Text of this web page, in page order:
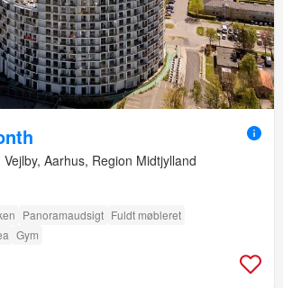
Aarhus, Region Midtjylland
Panoramaudsigt Fuldt møbleret
Gym